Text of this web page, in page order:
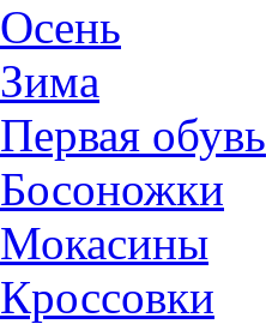
Осень
Зима
Первая обувь
Босоножки
Мокасины
Кроссовки